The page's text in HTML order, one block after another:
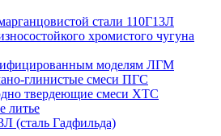
стали 110Г13Л
хромистого чугуна
моделям ЛГМ
глинистые смеси ПГС
твердеющие смеси ХТС
литье
(сталь Гадфильда)